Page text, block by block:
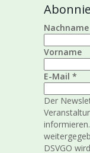
Nachname
Vorname
E-Mail *
Der
DSVGO